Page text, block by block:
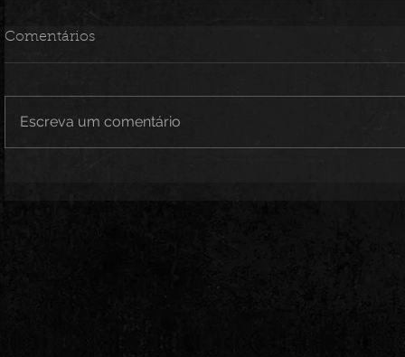
Comentários
Escreva um comentário